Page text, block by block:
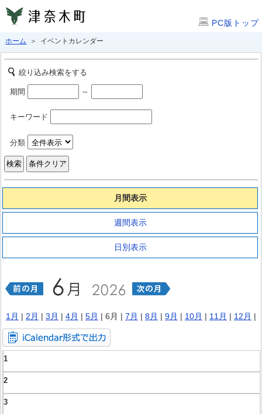
PC版トップ
ホーム ＞ イベントカレンダー
絞り込み検索をする
期間 ～
キーワード
分類
月間表示
週間表示
日別表示
1月 | 2月 | 3月 | 4月 | 5月 | 6月 | 7月 | 8月 | 9月 | 10月 | 11月 | 12月 |
1
2
3